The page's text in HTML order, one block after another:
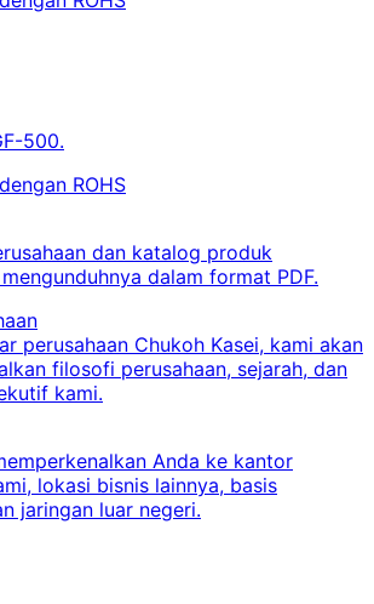
500.
ROHS
dan katalog produk
dalam format PDF.
perusahaan Chukoh Kasei, kami akan
filosofi perusahaan, sejarah, dan
kami.
Anda ke kantor
lokasi bisnis lainnya, basis
jaringan luar negeri.